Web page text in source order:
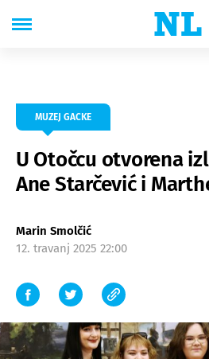
MUZEJ GACKE
U Otočcu otvorena
Ane Starčević i
Marin Smolčić
12. travanj 2025 22:00